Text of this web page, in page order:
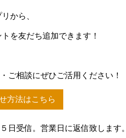
から、
を友だち追加できます！
ご相談にぜひご活用ください！
方法はこちら
日受信。営業日に返信致します。